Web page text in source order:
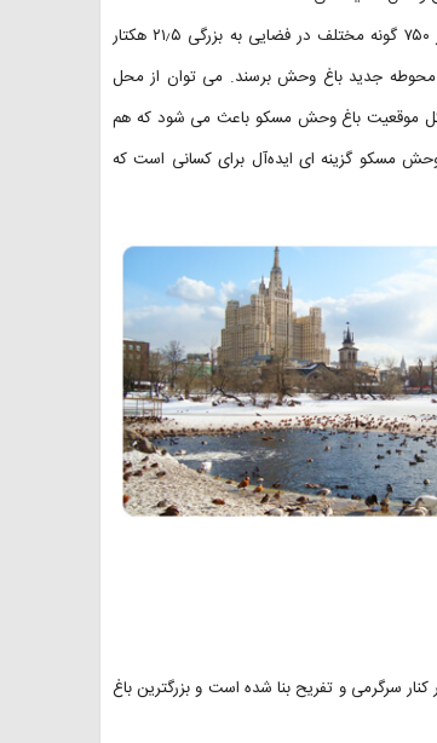
این باغ وحش که بزرگترین باغ وحش روسیه است در مجموع میزبان حدودا ۵۰۰۰ حیوان از ۷۵۰ گونه مختلف در فضایی به بزرگی ۲۱٫۵ هکتار
به محوطه جدید باغ وحش برسند. می توان از محل
کل موقعیت باغ وحش مسکو باعث می شود که هم
مسکو گزینه ای ایده‌آل برای کسانی است که
سرگرمی و تفریح بنا شده است و بزرگترین باغ